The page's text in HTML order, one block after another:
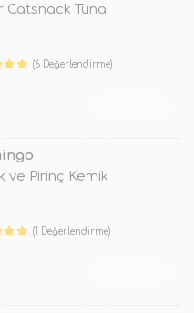
Catsnack Tuna
(6 Değerlendirme)
ve Pirinç Kemik
(1 Değerlendirme)